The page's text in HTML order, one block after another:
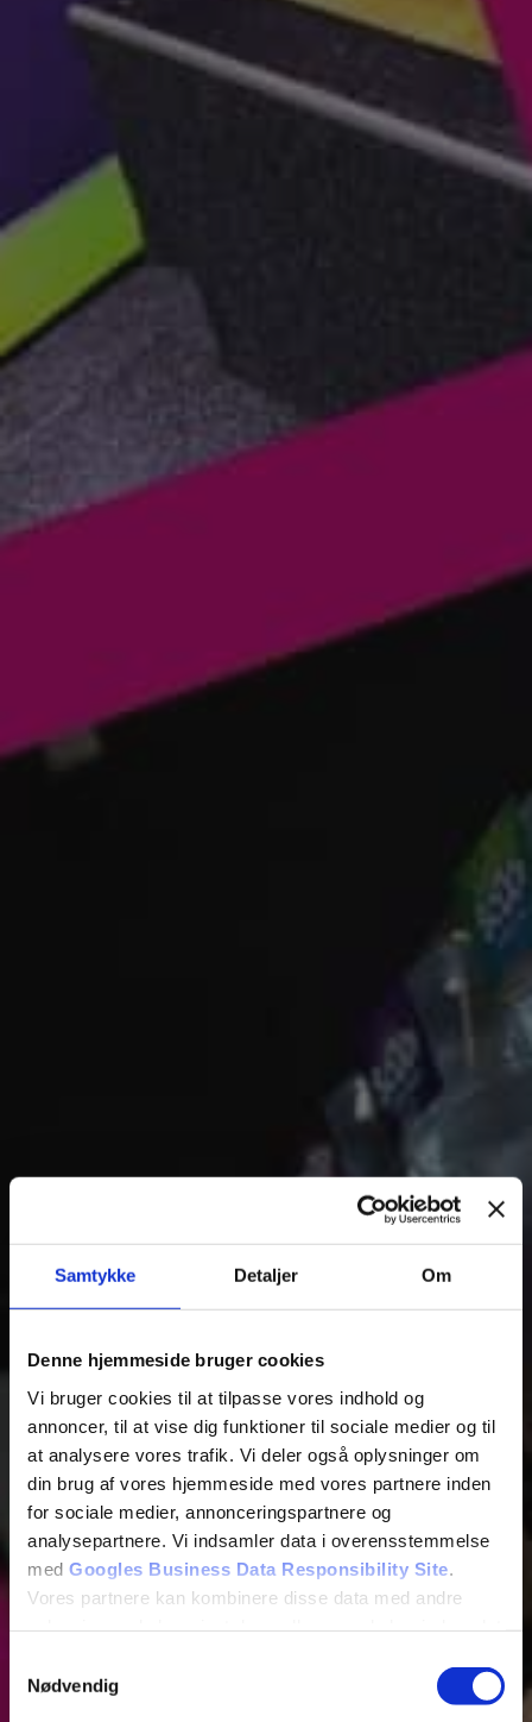
Samtykke Detaljer Om
Denne hjemmeside bruger cookies
Vi bruger cookies til at tilpasse vores indhold og
annoncer, til at vise dig funktioner til sociale medier og til
at analysere vores trafik. Vi deler også oplysninger om
din brug af vores hjemmeside med vores partnere inden
for sociale medier, annonceringspartnere og
analysepartnere. Vi indsamler data i overensstemmelse
med Googles Business Data Responsibility Site
Vores partnere kan kombinere disse data med andre
Nødvendig
Fest &
Arrangement
Hold en uforglemmelig fest hos JumpingFun
Book hoppetid - Spar 10%